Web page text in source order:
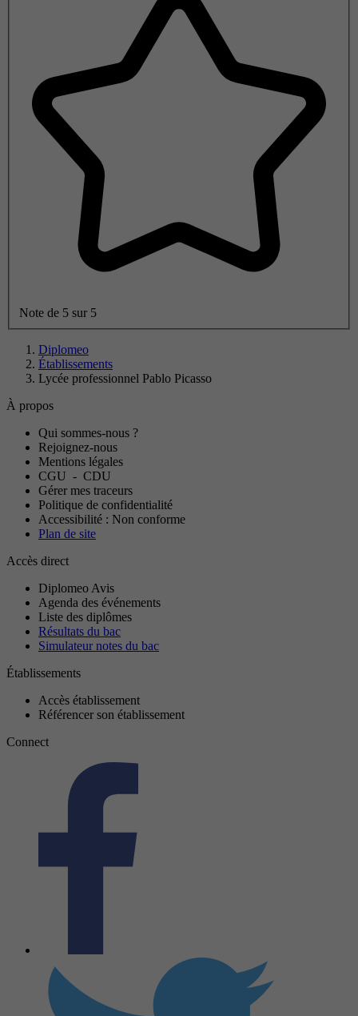
Note de 5 sur 5
Diplomeo
Établissements
Lycée professionnel Pablo Picasso
À propos
Qui sommes-nous ?
Rejoignez-nous
Mentions légales
CGU - CDU
Gérer mes traceurs
Politique de confidentialité
Accessibilité : Non conforme
Plan de site
Accès direct
Diplomeo Avis
Agenda des événements
Liste des diplômes
Résultats du bac
Simulateur notes du bac
Établissements
Accès établissement
Référencer son établissement
Connect